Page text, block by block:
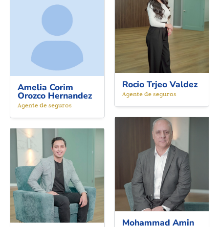
Rocio Trjeo Valdez
Agente de seguros
Amelia Corim
Orozco Hernandez
Agente de seguros
Mohammad Amin